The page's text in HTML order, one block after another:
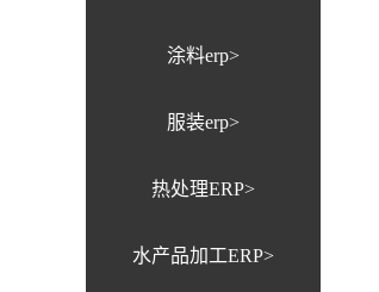
涂料erp>
服装erp>
热处理ERP>
水产品加工ERP>